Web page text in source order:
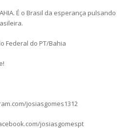
É o Brasil da esperança pulsando
Federal do PT/Bahia
josiasgomes1312
josiasgomespt